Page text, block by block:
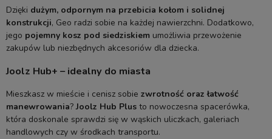
Dzięki dużym, odpornym na przebicia kołom i solidnej
konstrukcji, Geo radzi sobie na każdej nawierzchni. Dodatkowo,
jego pojemny kosz pod siedziskiem umożliwia przewożenie
zakupów lub niezbędnych akcesoriów dla dziecka.
Joolz Hub+ – idealny do miasta
Mieszkasz w mieście i cenisz sobie zwrotność oraz łatwość
manewrowania?Joolz Hub Plus to nowoczesna spacerówka,
która doskonale sprawdzi się w wąskich uliczkach, galeriach
handlowych czy w środkach transportu.